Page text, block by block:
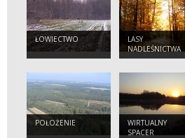
ŁOWIECTWO
LASY
NADLEŚNICTWA
POŁOŻENIE
WIRTUALNY
SPACER